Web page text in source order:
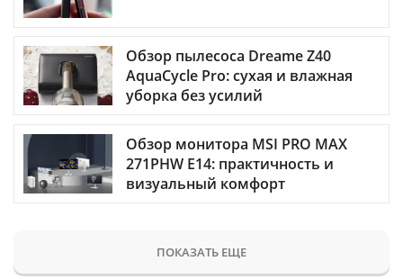
Обзор пылесоса Dreame Z40
AquaCycle Pro: сухая и влажная
уборка без усилий
Обзор монитора MSI PRO MAX
271PHW E14: практичность и
визуальный комфорт
ПОКАЗАТЬ ЕЩЕ